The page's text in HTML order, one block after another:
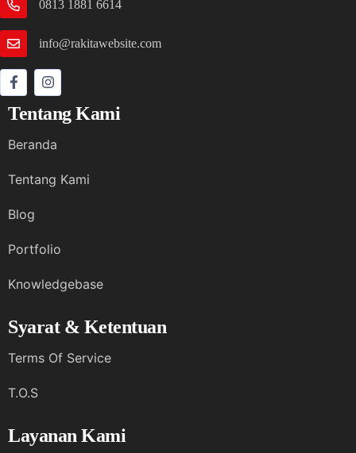
0813 1881 6614
info@rakitawebsite.com
Tentang Kami
Beranda
Tentang Kami
Blog
Portfolio
Knowledgebase
Syarat & Ketentuan
Terms Of Service
T.O.S
Layanan Kami